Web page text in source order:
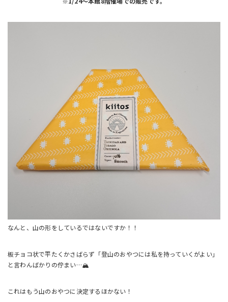
なんと、山の形をしているではないですか！！
板チョコ状で平たくかさばらず「登山のおやつには私を持っていくがよい」
と言わんばかりの佇まい…🏔
これはもう山のおやつに決定するほかない！